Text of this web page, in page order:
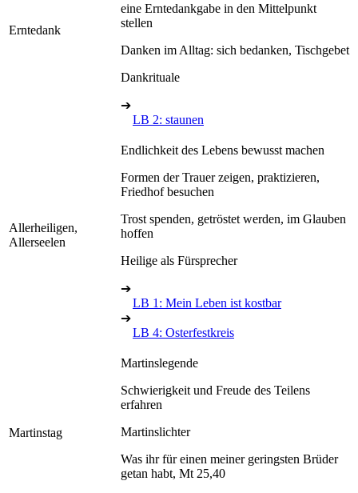
Erntedank
eine Erntedankgabe in den Mittelpunkt
stellen
Danken im Alltag: sich bedanken, Tischgebet
Dankrituale
➔
LB 2: staunen
Allerheiligen,
Allerseelen
Endlichkeit des Lebens bewusst machen
Formen der Trauer zeigen, praktizieren,
Friedhof besuchen
Trost spenden, getröstet werden, im Glauben
hoffen
Heilige als Fürsprecher
➔
LB 1: Mein Leben ist kostbar
➔
LB 4: Osterfestkreis
Martinstag
Martinslegende
Schwierigkeit und Freude des Teilens
erfahren
Martinslichter
Was ihr für einen meiner geringsten Brüder
getan habt, Mt 25,40